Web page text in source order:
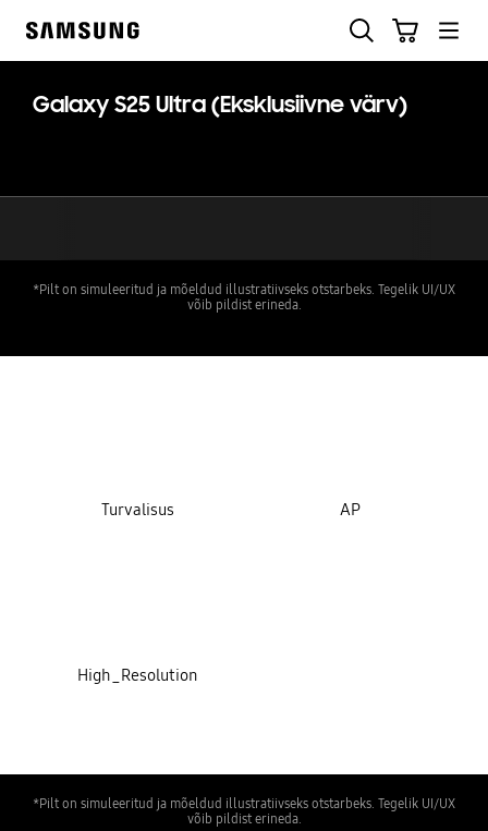
Galaxy S25 Ultra (Eksklusiivne värv)
*Pilt on simuleeritud ja mõeldud illustratiivseks otstarbeks. Tegelik UI/UX
võib pildist erineda.
Turvalisus AP
High_Resolution
*Pilt on simuleeritud ja mõeldud illustratiivseks otstarbeks. Tegelik UI/UX
võib pildist erineda.